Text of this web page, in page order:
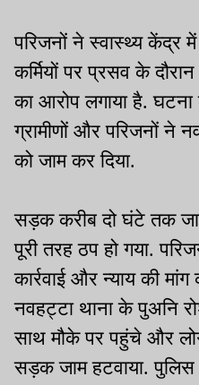
परिजनों ने स्वास्थ्य केंद्र
कर्मियों पर प्रसव के
का आरोप लगाया है.
ग्रामीणों और परिजनों ने
को जाम कर दिया.
सड़क करीब दो घंटे तक
पूरी तरह ठप हो गया.
कार्रवाई और न्याय की
नवहट्टा थाना के पुअनि
साथ मौके पर पहुंचे और
सड़क जाम हटवाया.